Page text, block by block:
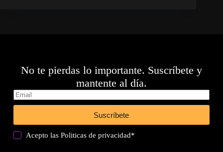
No te pierdas lo importante. Suscríbete y
mantente al día.
Suscríbete
Acepto lasPoliticas de privacidad*